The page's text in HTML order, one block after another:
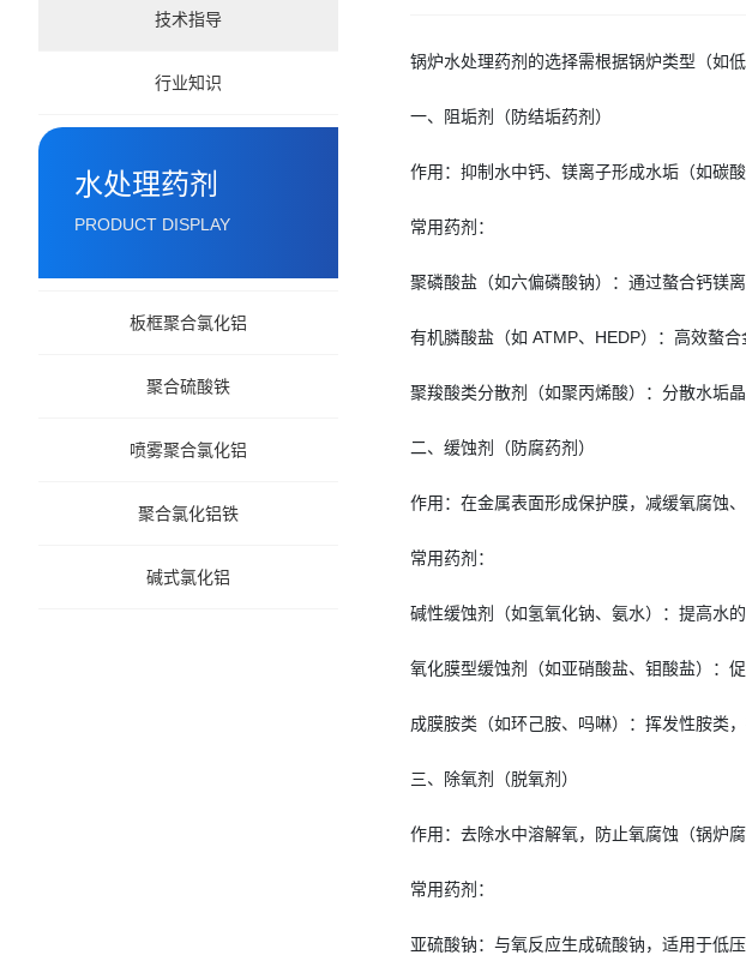
技术指导
行业知识
水处理药剂
PRODUCT DISPLAY
板框聚合氯化铝
聚合硫酸铁
喷雾聚合氯化铝
聚合氯化铝铁
碱式氯化铝
锅炉水处理药剂的选择需根据锅炉类型（如
一、阻垢剂（防结垢药剂）
作用：抑制水中钙、镁离子形成水垢（如碳
常用药剂：
聚磷酸盐（如六偏磷酸钠）：通过螯合钙镁
有机膦酸盐（如 ATMP、HEDP）：高效螯
聚羧酸类分散剂（如聚丙烯酸）：分散水垢
二、缓蚀剂（防腐药剂）
作用：在金属表面形成保护膜，减缓氧腐蚀
常用药剂：
碱性缓蚀剂（如氢氧化钠、氨水）：提高水
氧化膜型缓蚀剂（如亚硝酸盐、钼酸盐）：
成膜胺类（如环己胺、吗啉）：挥发性胺类
三、除氧剂（脱氧剂）
作用：去除水中溶解氧，防止氧腐蚀（锅炉腐
常用药剂：
亚硫酸钠：与氧反应生成硫酸钠，适用于低